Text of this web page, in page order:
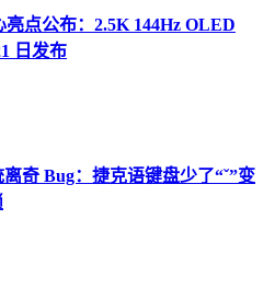
点公布：2.5K 144Hz OLED
日发布
奇 Bug：捷克语键盘少了“ˇ”变